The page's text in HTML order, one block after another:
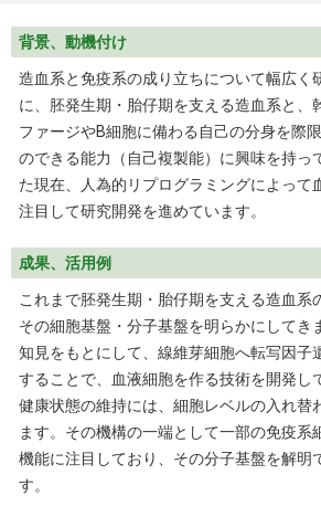
背景、動機付け
造血系と免疫系の成り立ちについて幅広く
に、胚発生期・胎仔期を支える造血系と、
ファージやB細胞に備わる自己の分身を際
のできる能力（自己複製能）に興味を持っ
た現在、人為的リプログラミングによって
注目して研究開発を進めています。
成果、活用例
これまで胚発生期・胎仔期を支える造血系
その細胞基盤・分子基盤を明らかにしてき
知見をもとにして、線維芽細胞へ転写因子
することで、血液細胞を作る技術を開発し
健康状態の維持には、細胞レベルの入れ替
ます。その機構の一端として一部の免疫系
機能に注目しており、その分子基盤を解明
す。